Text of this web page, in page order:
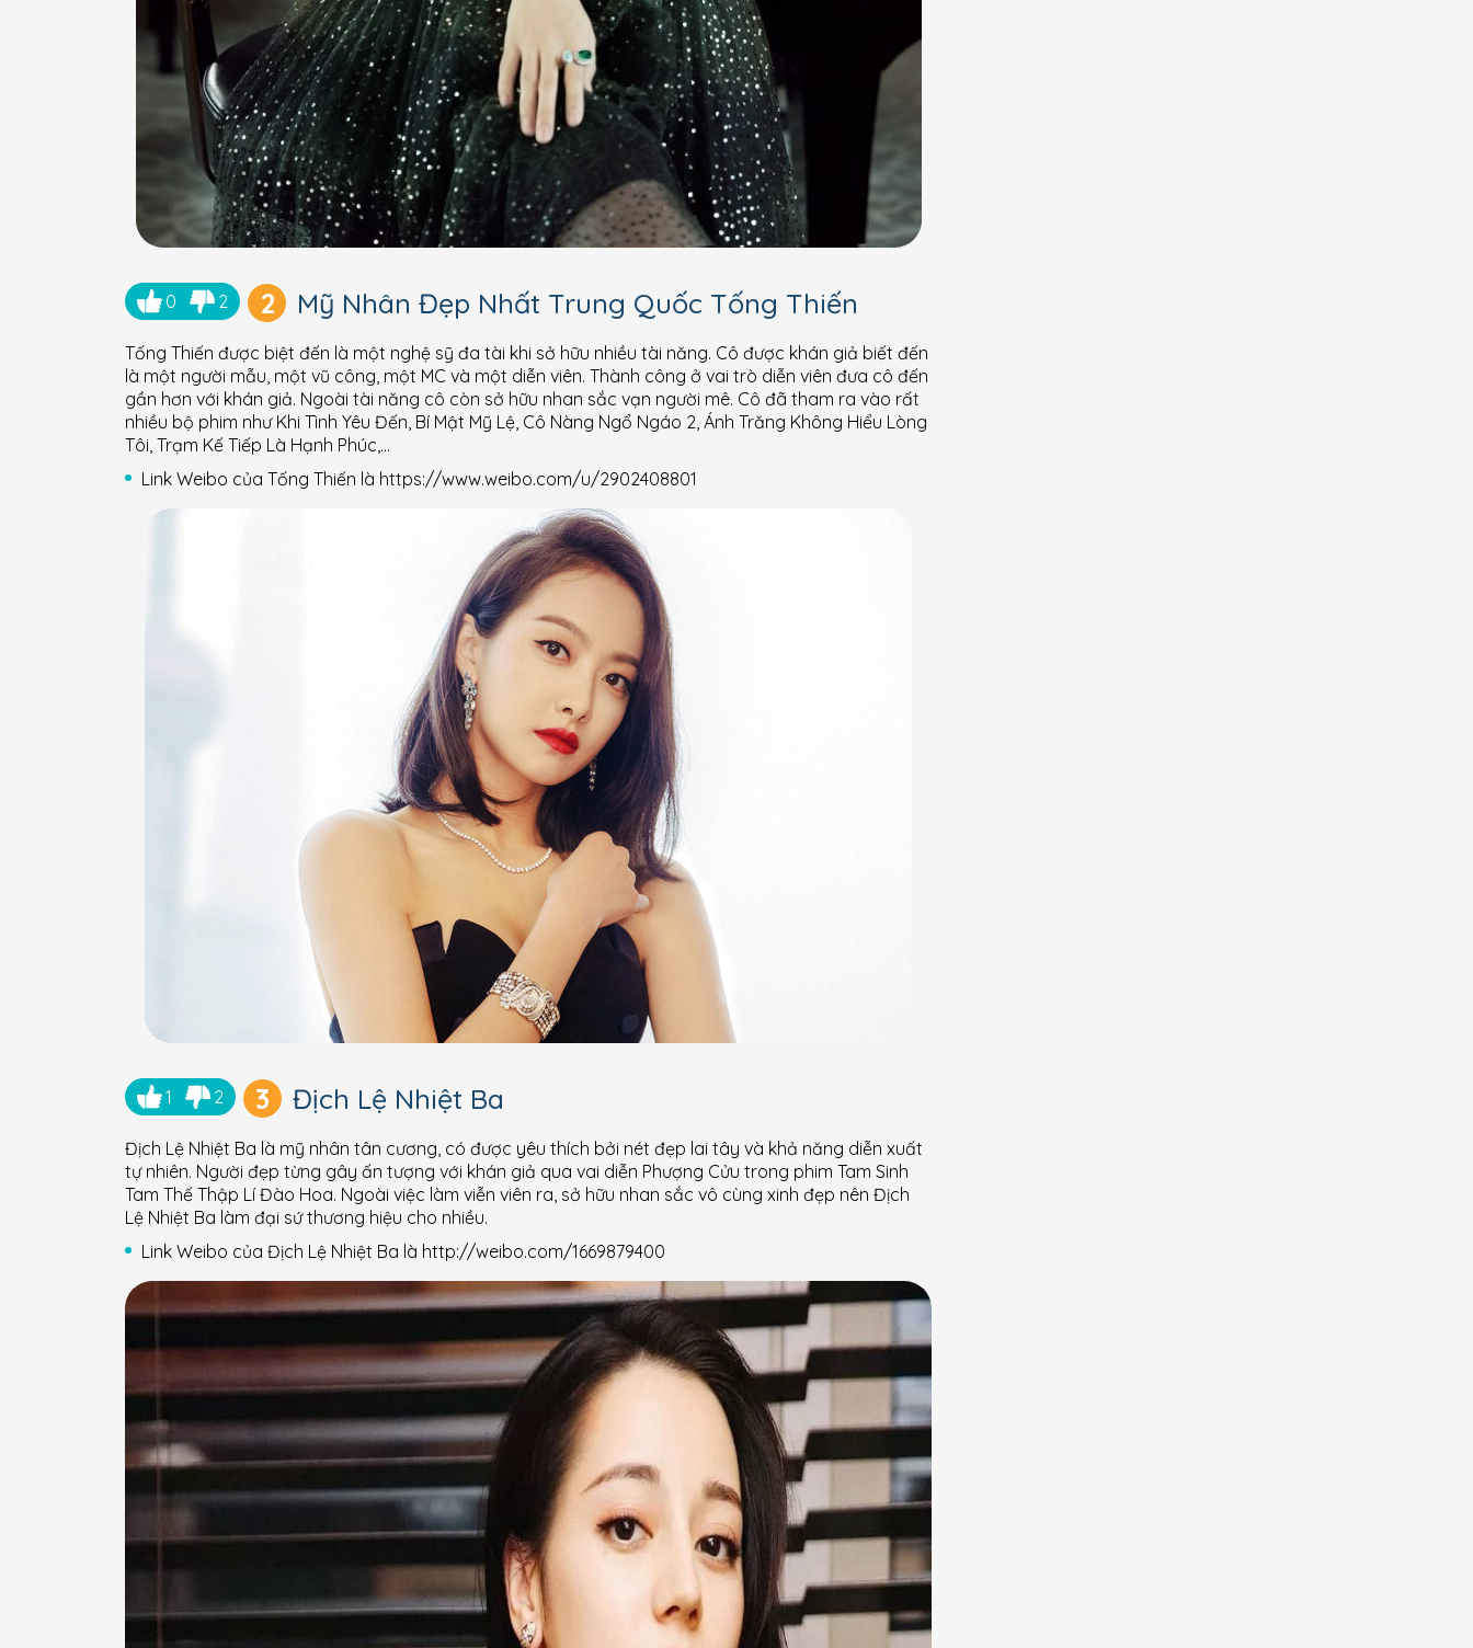
0 2 2 Mỹ Nhân Đẹp Nhất Trung Quốc Tống Thiến
Tống Thiến được biệt đến là một nghệ sỹ đa tài khi sở hữu nhiều tài năng. Cô được khán giả biết đến
là một người mẫu, một vũ công, một MC và một diễn viên. Thành công ở vai trò diễn viên đưa cô đến
gần hơn với khán giả. Ngoài tài năng cô còn sở hữu nhan sắc vạn người mê. Cô đã tham ra vào rất
nhiều bộ phim như Khi Tình Yêu Đến, Bí Mật Mỹ Lệ, Cô Nàng Ngổ Ngáo 2, Ánh Trăng Không Hiểu Lòng
Tôi, Trạm Kế Tiếp Là Hạnh Phúc,…
Link Weibo của Tống Thiến là https://www.weibo.com/u/2902408801
1 2 3 Địch Lệ Nhiệt Ba
Địch Lệ Nhiệt Ba là mỹ nhân tân cương, có được yêu thích bởi nét đẹp lai tây và khả năng diễn xuất
tự nhiên. Người đẹp từng gây ấn tượng với khán giả qua vai diễn Phượng Cửu trong phim Tam Sinh
Tam Thế Thập Lí Đào Hoa. Ngoài việc làm viễn viên ra, sở hữu nhan sắc vô cùng xinh đẹp nên Địch
Lệ Nhiệt Ba làm đại sứ thương hiệu cho nhiều.
Link Weibo của Địch Lệ Nhiệt Ba là http://weibo.com/1669879400